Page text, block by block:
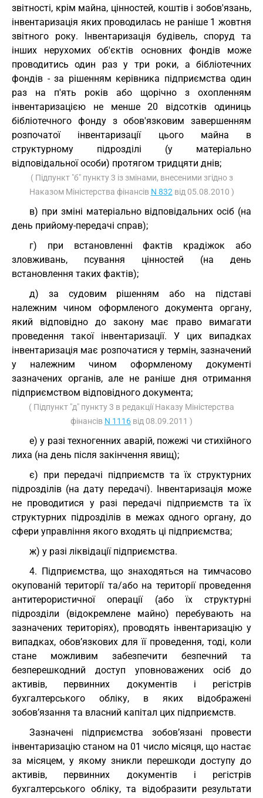
звітності, крім майна, цінностей, коштів і зобов'язань,
інвентаризація яких проводилась не раніше 1 жовтня
звітного року. Інвентаризація будівель, споруд та
інших нерухомих об'єктів основних фондів може
проводитись один раз у три роки, а бібліотечних
фондів - за рішенням керівника підприємства один
раз на п'ять років або щорічно з охопленням
інвентаризацією не менше 20 відсотків одиниць
бібліотечного фонду з обов'язковим завершенням
розпочатої інвентаризації цього майна в
структурному підрозділі (у матеріально
відповідальної особи) протягом тридцяти днів;
( Підпункт "б" пункту 3 із змінами, внесеними згідно з
Наказом Міністерства фінансів N 832 від 05.08.2010 )
в) при зміні матеріально відповідальних осіб (на
день прийому-передачі справ);
г) при встановленні фактів крадіжок або
зловживань, псування цінностей (на день
встановлення таких фактів);
д) за судовим рішенням або на підставі
належним чином оформленого документа органу,
який відповідно до закону має право вимагати
проведення такої інвентаризації. У цих випадках
інвентаризація має розпочатися у термін, зазначений
у належним чином оформленому документі
зазначених органів, але не раніше дня отримання
підприємством відповідного документа;
( Підпункт "д" пункту 3 в редакції Наказу Міністерства
фінансів N 1116 від 08.09.2011 )
е) у разі техногенних аварій, пожежі чи стихійного
лиха (на день після закінчення явищ);
є) при передачі підприємств та їх структурних
підрозділів (на дату передачі). Інвентаризація може
не проводитися у разі передачі підприємств та їх
структурних підрозділів в межах одного органу, до
сфери управління якого входять ці підприємства;
ж) у разі ліквідації підприємства.
4. Підприємства, що знаходяться на тимчасово
окупованій території та/або на території проведення
антитерористичної операції (або їх структурні
підрозділи (відокремлене майно) перебувають на
зазначених територіях), проводять інвентаризацію у
випадках, обов’язкових для її проведення, тоді, коли
стане можливим забезпечити безпечний та
безперешкодний доступ уповноважених осіб до
активів, первинних документів і регістрів
бухгалтерського обліку, в яких відображені
зобов’язання та власний капітал цих підприємств.
Зазначені підприємства зобов’язані провести
інвентаризацію станом на 01 число місяця, що настає
за місяцем, у якому зникли перешкоди доступу до
активів, первинних документів і регістрів
бухгалтерського обліку, та відобразити результати